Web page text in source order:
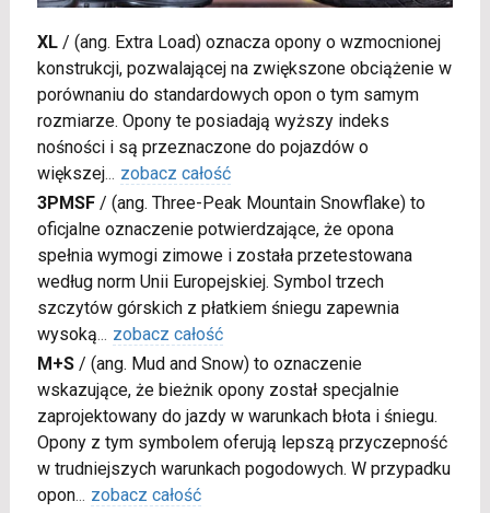
XL/ (ang. Extra Load) oznacza opony o wzmocnionej
konstrukcji, pozwalającej na zwiększone obciążenie w
porównaniu do standardowych opon o tym samym
rozmiarze. Opony te posiadają wyższy indeks
nośności i są przeznaczone do pojazdów o
większej... zobacz całość
3PMSF/ (ang. Three-Peak Mountain Snowflake) to
oficjalne oznaczenie potwierdzające, że opona
spełnia wymogi zimowe i została przetestowana
według norm Unii Europejskiej. Symbol trzech
szczytów górskich z płatkiem śniegu zapewnia
wysoką... zobacz całość
M+S/ (ang. Mud and Snow) to oznaczenie
wskazujące, że bieżnik opony został specjalnie
zaprojektowany do jazdy w warunkach błota i śniegu.
Opony z tym symbolem oferują lepszą przyczepność
w trudniejszych warunkach pogodowych. W przypadku
opon... zobacz całość